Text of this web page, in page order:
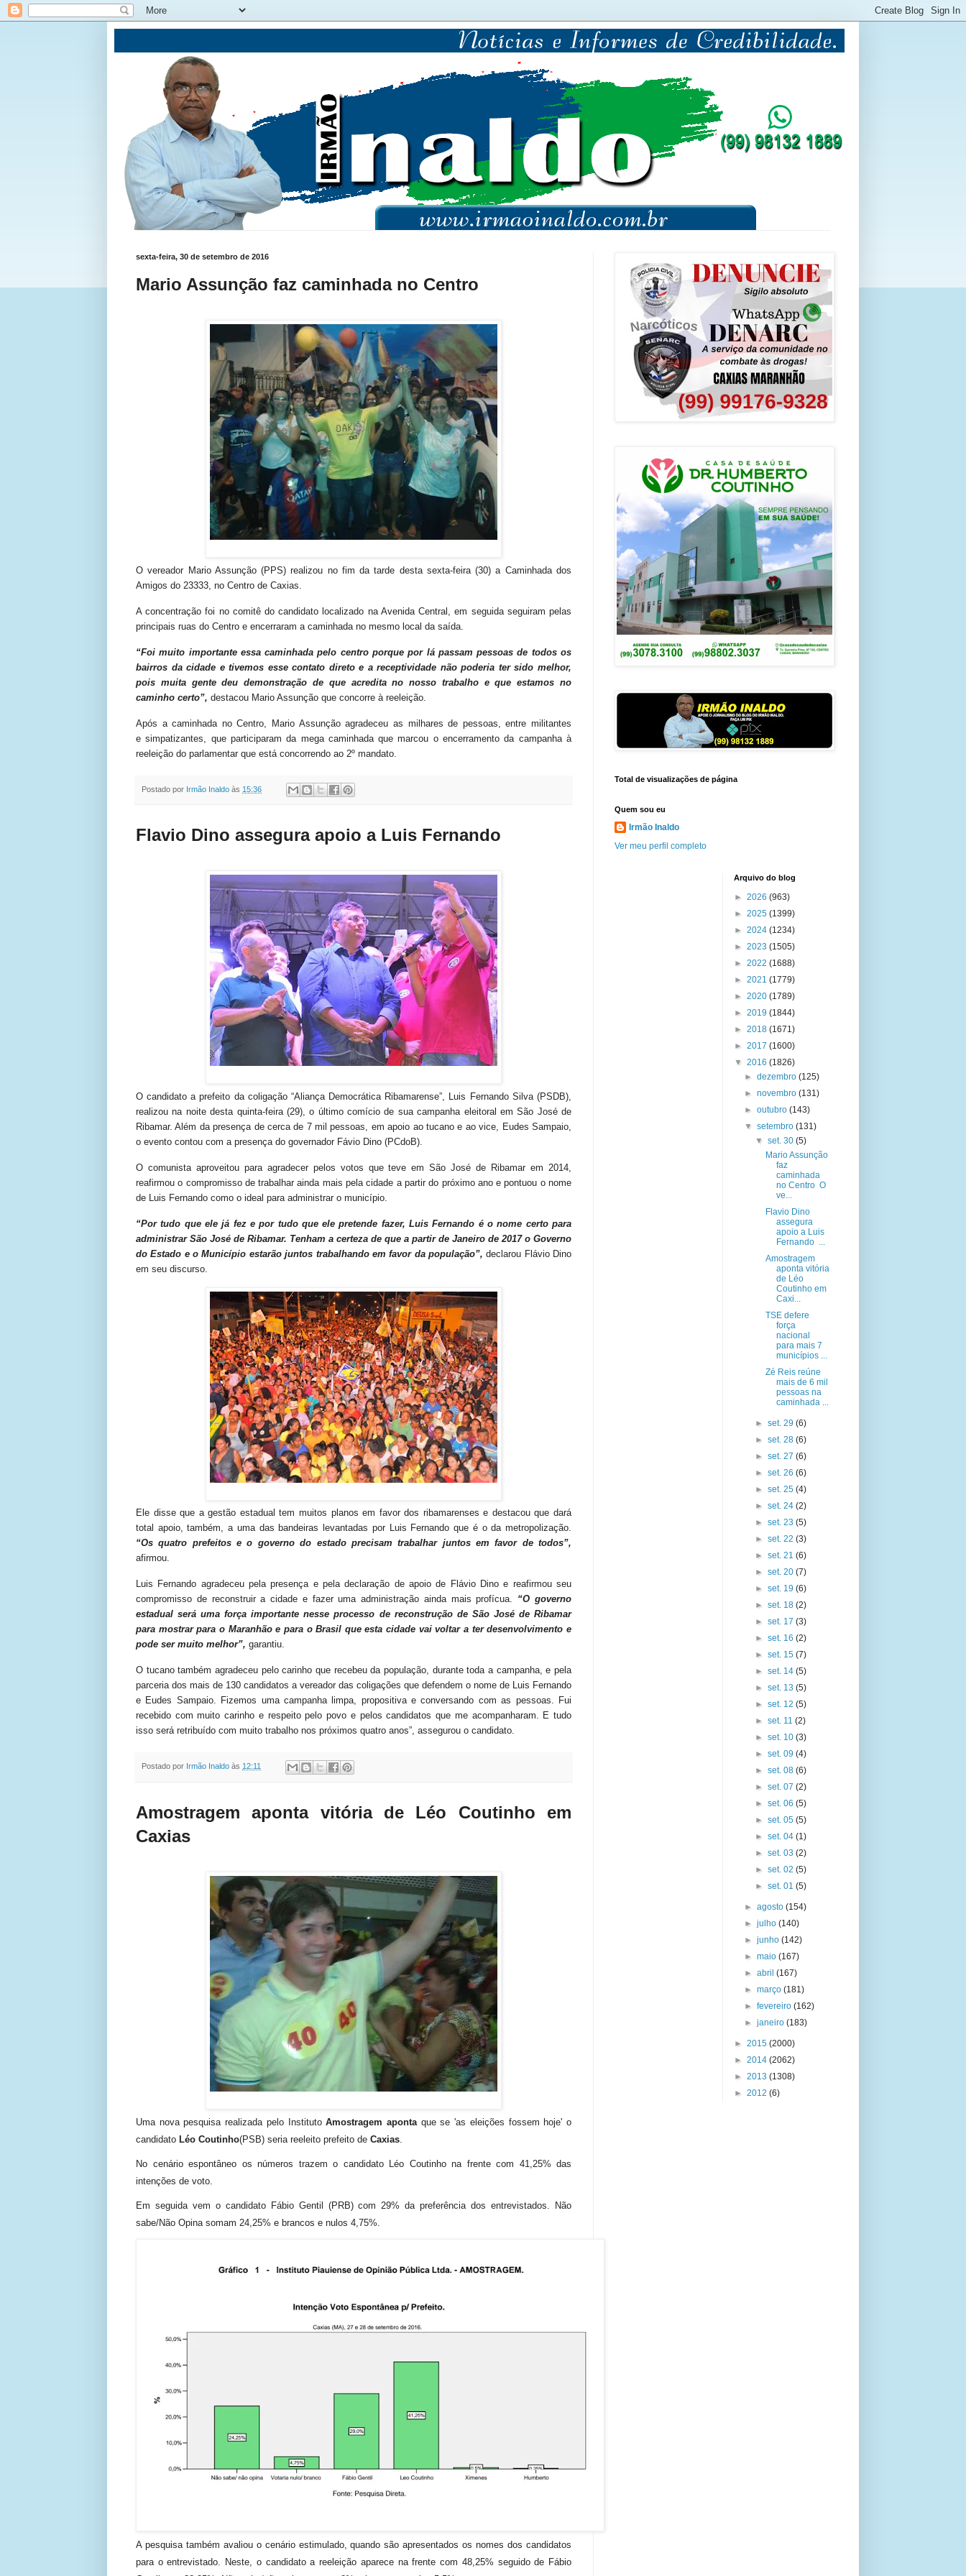
sexta-feira, 30 de setembro de 2016
Mario Assunção faz caminhada no Centro
O vereador Mario Assunção (PPS) realizou no fim da tarde desta sexta-feira (30) a Caminhada dos
Amigos do 23333, no Centro de Caxias.
A concentração foi no comitê do candidato localizado na Avenida Central, em seguida seguiram pelas
principais ruas do Centro e encerraram a caminhada no mesmo local da saída
“Foi muito importante essa caminhada pelo centro porque por lá passam pessoas de todos os
bairros da cidade e tivemos esse contato direto e a receptividade não poderia ter sido melhor,
pois muita gente deu demonstração de que acredita no nosso trabalho e que estamos no
caminho certo”, destacou Mario Assunção que concorre à reeleição.
Após a caminhada no Centro, Mario Assunção agradeceu as milhares de pessoas, entre militantes
esimpatizantes , que participaram da mega caminhada que marcou o encerramento da campanha à
reeleição do parlamentar que está concorrendo ao 2º mandato.
Postado por Irmão Inaldo às 15:36
Flavio Dino assegura apoio a Luis Fernando
O candidato a prefeito da coligação “Aliança Democrática Ribamarense”, Luis Fernando Silva (PSDB),
realizou na noite desta quinta-feira (29), o último comício de sua campanha eleitoral em São José de
Ribamar. Além da presença de cerca de 7 mil pessoas, em apoio ao tucano e ao vice, Eudes Sampaio,
o evento contou com a presença do governador Fávio Dino (PCdoB).
O comunista aproveitou para agradecer pelos votos que teve em São José de Ribamar em 2014,
reafirmou o compromisso de trabalhar ainda mais pela cidade a partir do próximo ano e pontuou o nome
de Luis Fernando como o ideal para administrar o município.
“Por tudo que ele já fez e por tudo que ele pretende fazer, Luis Fernando é o nome certo para
administrar São José de Ribamar. Tenham a certeza de que a partir de Janeiro de 2017 o Governo
do Estado e o Município estarão juntos trabalhando em favor da população”,declarou Flávio Dino
em seu discurso.
Ele disse que a gestão estadual tem muitos planos em favor dos ribamarenses e destacou que dará
total apoio, também, a uma das bandeiras levantadas por Luis Fernando que é o da metropolização.
“Os quatro prefeitos e o governo do estado precisam trabalhar juntos em favor de todos”,
afirmou.
Luis Fernando agradeceu pela presença e pela declaração de apoio de Flávio Dino e reafirmou seu
compromisso de reconstruir a cidade e fazer uma administração ainda mais profícua. “O governo
estadual será uma força importante nesse processo de reconstrução de São José de Ribamar
para mostrar para o Maranhão e para o Brasil que esta cidade vai voltar a ter desenvolvimento e
pode ser muito melhor”, garantiu.
O tucano também agradeceu pelo carinho que recebeu da população, durante toda a campanha, e pela
parceria dos mais de 130 candidatos a vereador das coligações que defendem o nome de Luis Fernando
e Eudes Sampaio. Fizemos uma campanha limpa, propositiva e conversando com as pessoas. Fui
recebido com muito carinho e respeito pelo povo e pelos candidatos que me acompanharam. E tudo
isso será retribuído com muito trabalho nos próximos quatro anos”, assegurou o candidato.
Postado por Irmão Inaldo às 12:11
Amostragem aponta vitória de Léo Coutinho em
Caxias
Uma nova pesquisa realizada pelo InstitutoAmostragem apontaque se 'as eleições fossem hoje' o
candidato Léo Coutinho(PSB) seria reeleito prefeito de Caxias.
No cenário espontâneo os números trazem o candidato Léo Coutinho na frente com 41,25% das
intenções de voto.
Em seguida vem o candidato Fábio Gentil (PRB) com 29% da preferência dos entrevistados. Não
sabe/Não Opina somam 24,25% e brancos e nulos 4,75%.
A pesquisa também avaliou o cenário estimulado, quando são apresentados os nomes dos candidatos
para o entrevistado. Neste, o candidato a reeleição aparece na frente com 48,25% seguido de Fábio
Total de visualizações de página
Quem sou eu
Irmão Inaldo
Ver meu perfil completo
Arquivo do blog
► 2026 (963)
► 2025 (1399)
► 2024 (1234)
► 2023 (1505)
► 2022 (1688)
► 2021 (1779)
► 2020 (1789)
► 2019 (1844)
► 2018 (1671)
► 2017 (1600)
▼ 2016 (1826)
►dezembro(125)
►novembro(131)
►outubro(143)
▼setembro(131)
▼ set. 30 (5)
Mario Assunção
faz
caminhada
no Centro O
ve...
Flavio Dino
assegura
apoio a Luis
Fernando ...
Amostragem
aponta vitória
de Léo
Coutinho em
Caxi...
TSE defere
força
nacional
para mais 7
municípios ...
Zé Reis reúne
mais de 6 mil
pessoas na
caminhada ...
► set. 29 (6)
► set. 28 (6)
► set. 27 (6)
► set. 26 (6)
► set. 25 (4)
► set. 24 (2)
► set. 23 (5)
► set. 22 (3)
► set. 21 (6)
► set. 20 (7)
► set. 19 (6)
► set. 18 (2)
► set. 17 (3)
► set. 16 (2)
► set. 15 (7)
► set. 14 (5)
► set. 13 (5)
► set. 12 (5)
► set. 11 (2)
► set. 10 (3)
► set. 09 (4)
► set. 08 (6)
► set. 07 (2)
► set. 06 (5)
► set. 05 (5)
► set. 04 (1)
► set. 03 (2)
► set. 02 (5)
► set. 01 (5)
►agosto(154)
►julho(140)
►junho(142)
►maio(167)
►abril(167)
►março(181)
►fevereiro(162)
►janeiro(183)
► 2015 (2000)
► 2014 (2062)
► 2013 (1308)
► 2012 (6)